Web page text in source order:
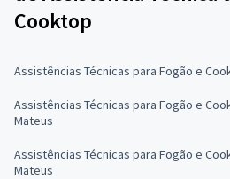
Cooktop
Assistências Técnicas para Fogão e
Assistências Técnicas para Fogão e
Mateus
Assistências Técnicas para Fogão e
Mateus